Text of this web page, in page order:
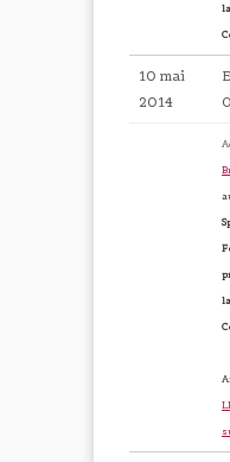
10 mai
2014